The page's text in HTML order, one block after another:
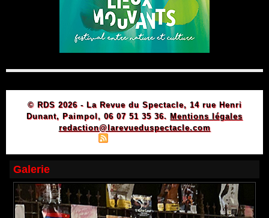
© RDS 2026 - La Revue du Spectacle, 14 rue Henri
Dunant, Paimpol, 06 07 51 35 36. Mentions légales
redaction@larevueduspectacle.com
Galerie